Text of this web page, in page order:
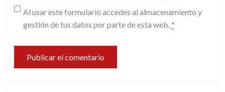
Al usar este formulario accedes al almacenamiento y
gestión de tus datos por parte de esta web. *